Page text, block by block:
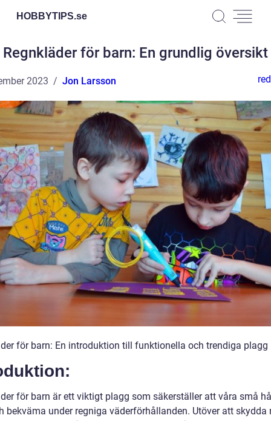
HOBBYTIPS.se
Regnkläder för barn: En grundlig översikt
2023 Jon Larsson
för barn: En introduktion till funktionella och trendiga plagg
för barn är ett viktigt plagg som säkerställer att våra små
bekväma under regniga väderförhållanden. Utöver att skydda